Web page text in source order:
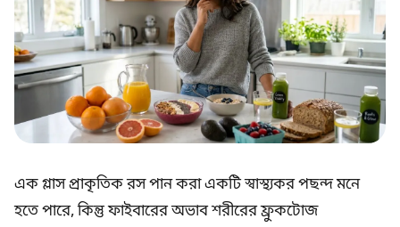
এক গ্লাস প্রাকৃতিক রস পান করা একটি স্বাস্থ্যকর পছন্দ মনে
হতে পারে, কিন্তু ফাইবারের অভাব শরীরের ফ্রুকটোজ